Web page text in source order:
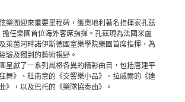
樂團迎來重要里程碑，獲奧地利著名指揮家孔茲
擔任樂團首位海外客席指揮。孔茲現為法國米盧
萊茵河畔諾伊斯德國室樂學院樂團首席指揮，為
驗及獨到的藝術視野。
呈獻了一系列風格各異的精彩曲目，包括唐建平
舞》、杜南意的《交響樂小品》、拉威爾的《達
》，以及巴托的《樂隊協奏曲》。